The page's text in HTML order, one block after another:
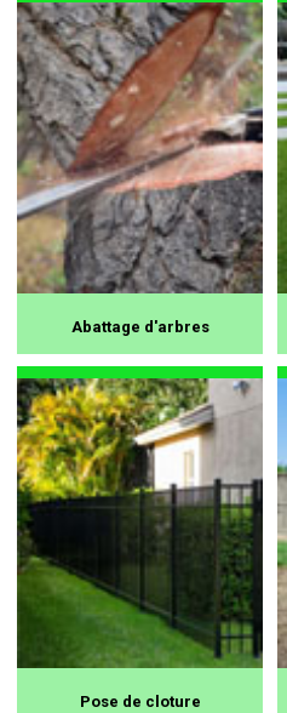
Abattage d'arbres
Pose de cloture